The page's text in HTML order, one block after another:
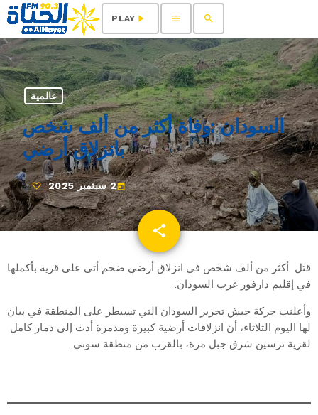
search
menu
play_arrow
PLAY
عالمية
السودان :وفاة أكثر من ألف شخص
بانزلاق أرضي
today2 سبتمبر 2025
share
email
قتل أكثر من ألف شخص في انزلاق أرضي ضخم أتى على قرية بأكملها
في إقليم دارفور غرب السودان.
وأعلنت حركة جيش تحرير السودان التي تسيطر على المنطقة في بيان
لها اليوم الثلاثاء، أن انزلاقات أرضية كبيرة ومدمرة أدت إلى دمار كامل
لقرية ترسين شرق جبل مرة، بالقرب من منطقة سوني.